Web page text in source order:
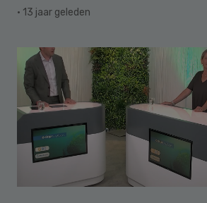
· 13 jaar geleden